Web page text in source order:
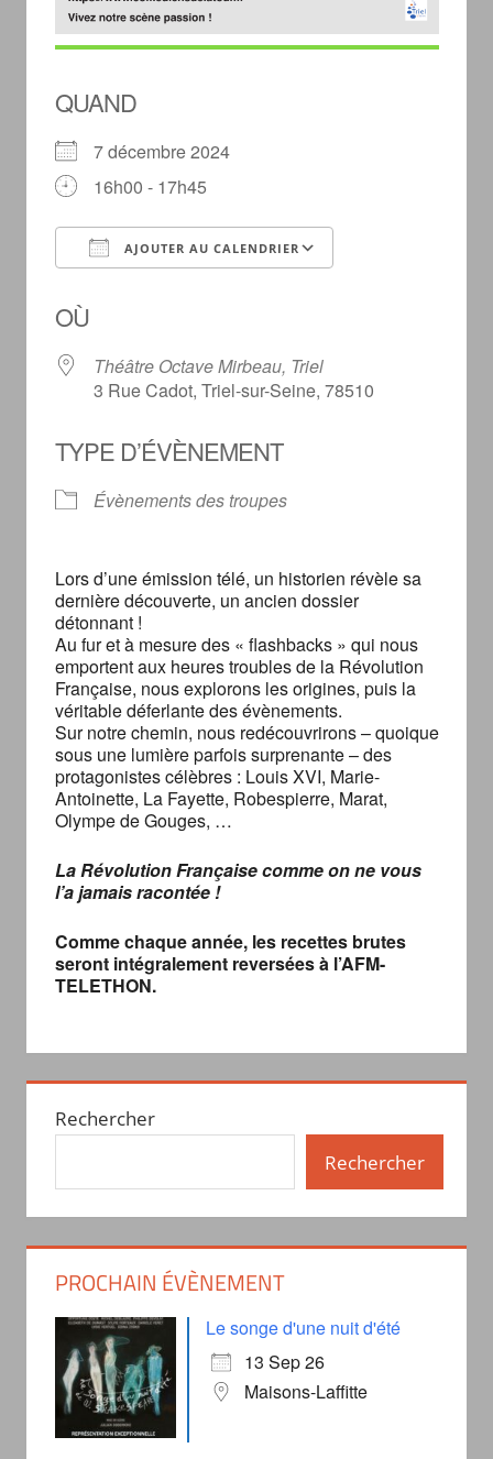
QUAND
7 décembre 2024
16h00 - 17h45
AJOUTER AU CALENDRIER
OÙ
Théâtre Octave Mirbeau, Triel
3 Rue Cadot, Triel-sur-Seine, 78510
TYPE D’ÉVÈNEMENT
Évènements des troupes
Lors d’une émission télé, un historien révèle sa
dernière découverte, un ancien dossier
détonnant !
Au fur et à mesure des « flashbacks » qui nous
emportent aux heures troubles de la Révolution
Française, nous explorons les origines, puis la
véritable déferlante des évènements.
Sur notre chemin, nous redécouvrirons – quoique
sous une lumière parfois surprenante – des
protagonistes célèbres : Louis XVI, Marie-
Antoinette, La Fayette, Robespierre, Marat,
Olympe de Gouges, …
La Révolution Française comme on ne vous
l’a jamais racontée !
Comme chaque année, les recettes brutes
seront intégralement reversées à l’AFM-
TELETHON.
Rechercher
Rechercher
PROCHAIN ÉVÈNEMENT
Le songe d'une nuit d'été
13 Sep 26
Maisons-Laffitte